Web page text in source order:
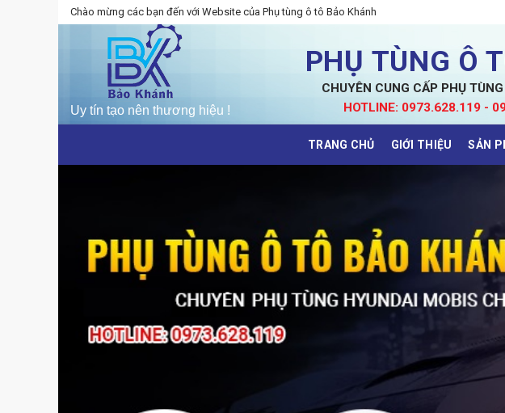
Skip
to
Chào mừng các bạn đến với Website của Phụ tùng ô tô Bảo Khánh
PHỤ TÙNG Ô
CHUYÊN CUNG CẤP PHỤ
HOTLINE: 0973.628.119 -
TRANG CHỦ GIỚI THIỆU SẢN